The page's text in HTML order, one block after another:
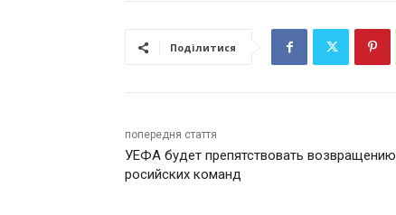
Поділитися
попередня стаття
УЕФА будет препятствовать возвращению
росийских команд